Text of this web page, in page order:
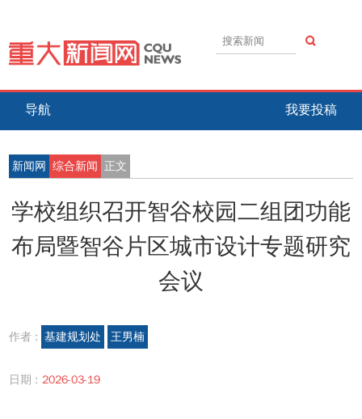
导航 我要投稿
新闻网 综合新闻 正文
学校组织召开智谷校园二组团功能
布局暨智谷片区城市设计专题研究
会议
作者 : 基建规划处 王男楠
日期 : 2026-03-19